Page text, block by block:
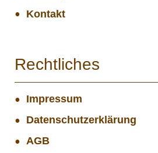
Kontakt
Rechtliches
Impressum
Datenschutzerklärung
AGB